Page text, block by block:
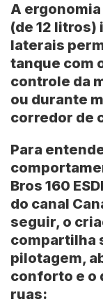
A
(de 12 litros)
laterais
tanque com
controle da
ou durante
corredor de
Para
Bros 160
do canal
seguir, o
compartilha
pilotagem,
conforto e o
ruas: